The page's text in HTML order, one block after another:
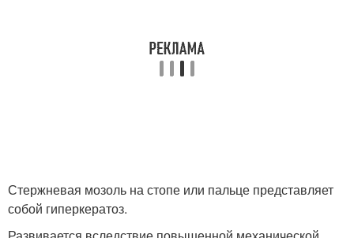
Стержневая мозоль на стопе или пальце представляет
собой гиперкератоз.